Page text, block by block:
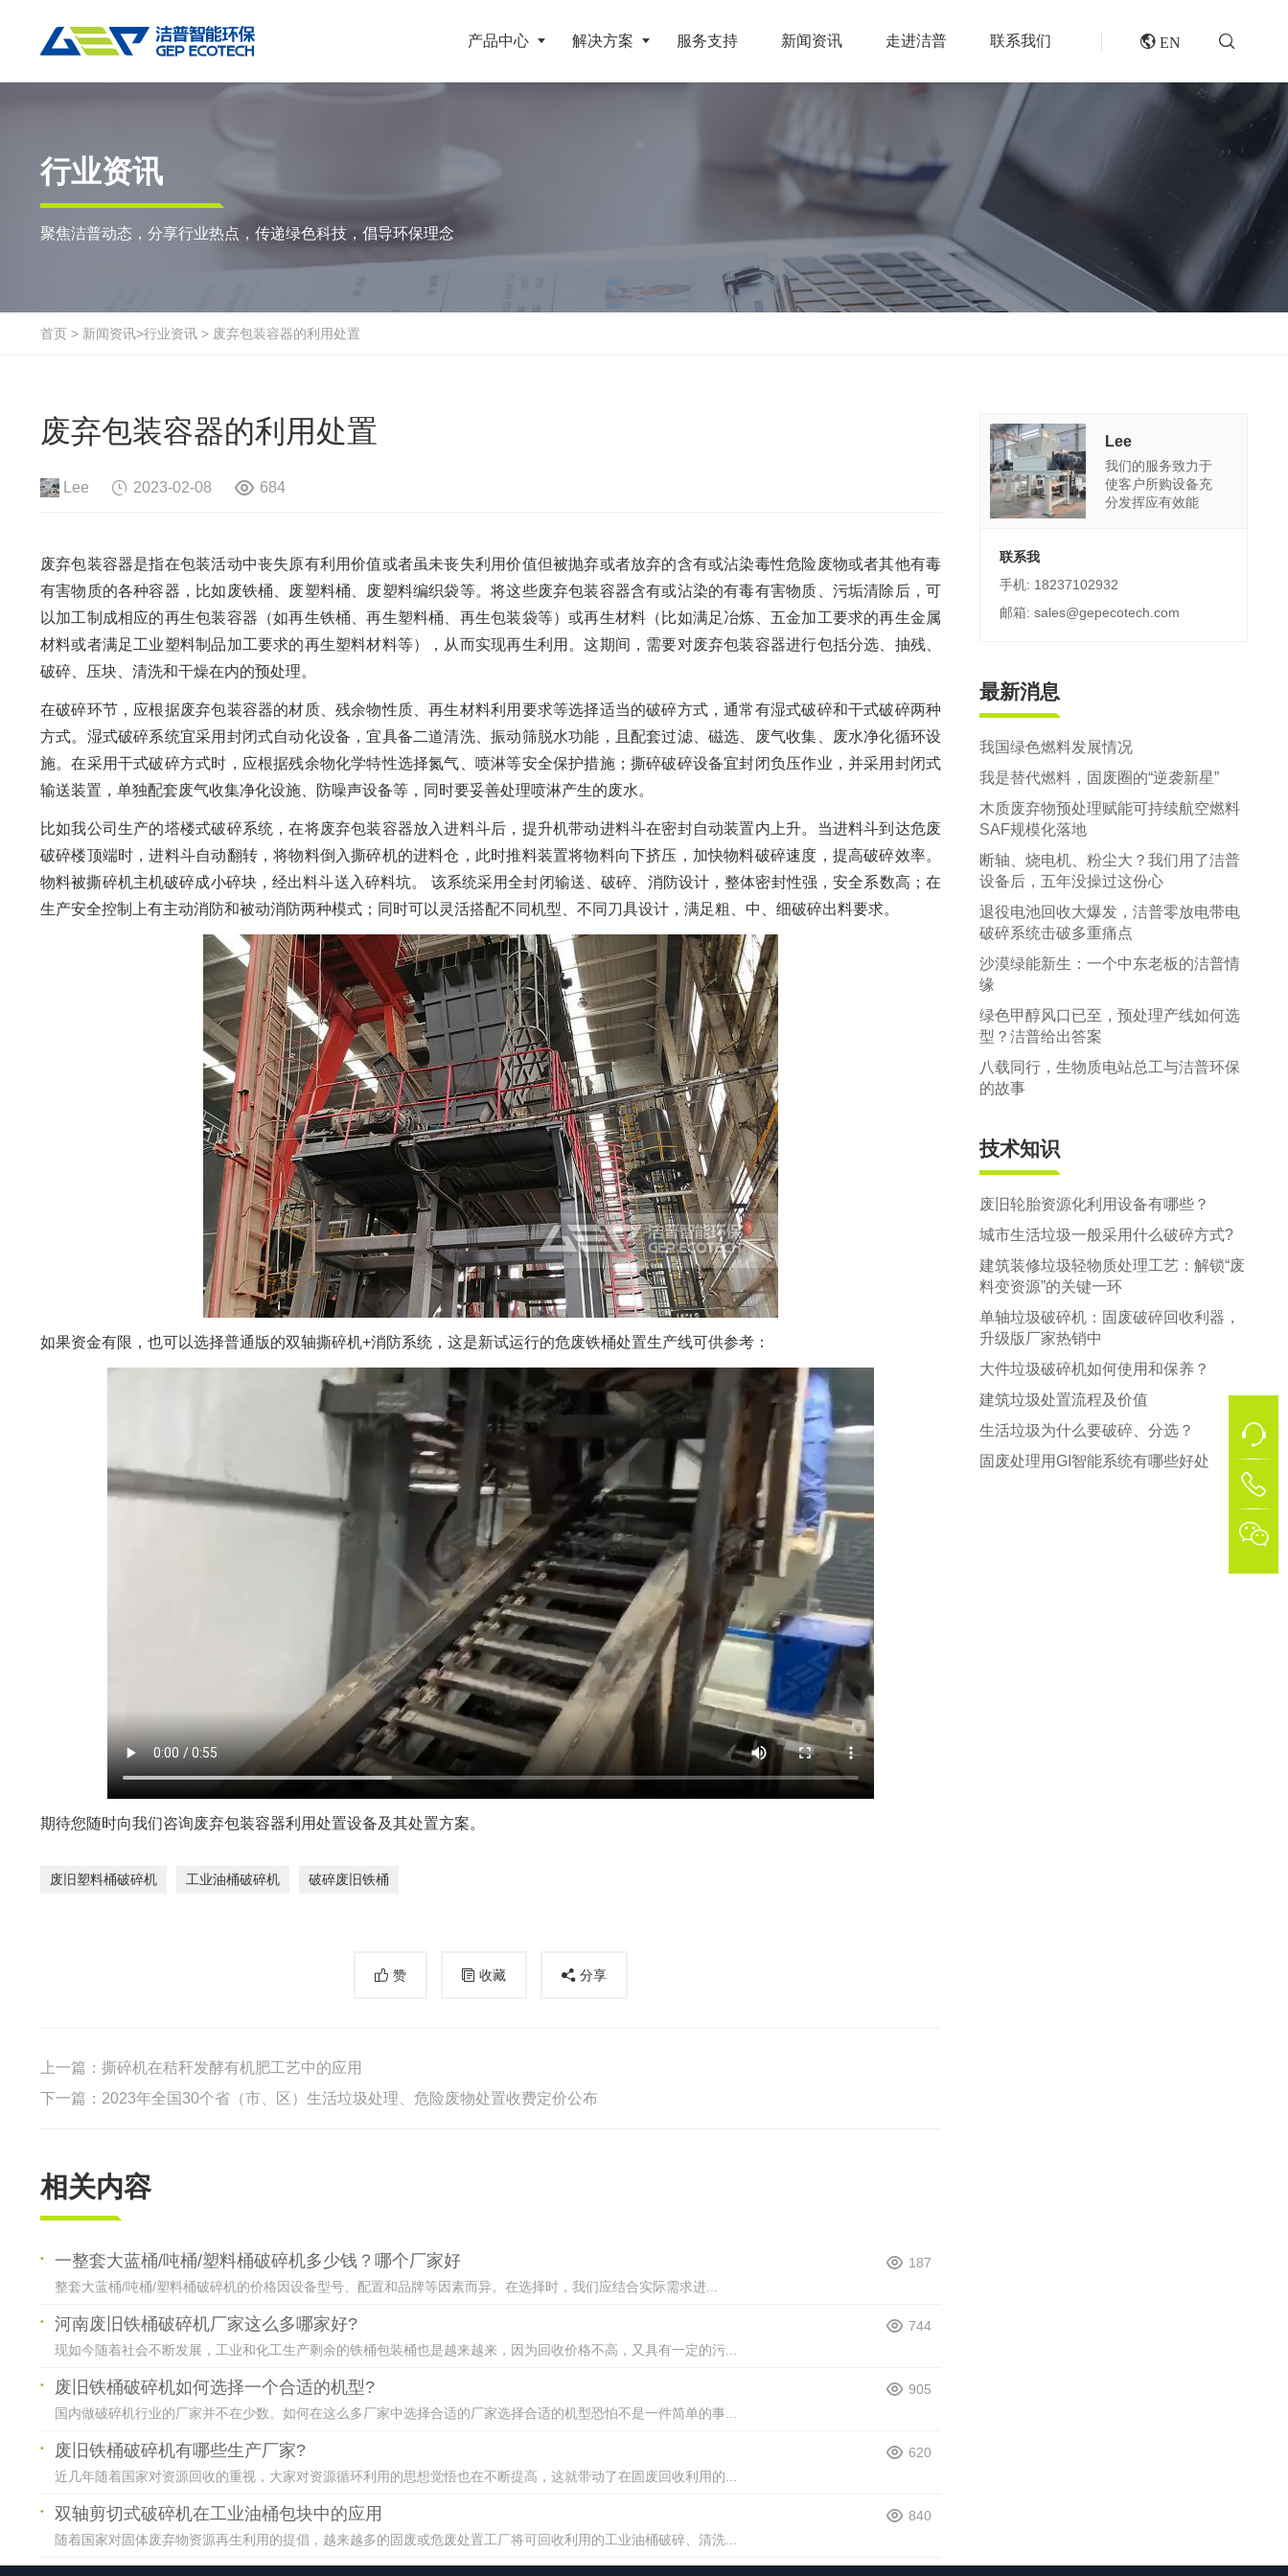
产品中心
双轴撕碎机
单轴撕碎机
液压粗碎机
环锤式粉碎机
鼓式粉碎机
通用型粉碎机
破碎设备
立轴冲击式破碎机
挤压成型设备
生物质颗粒机
液压打包机
封闭式破碎系统
废轮胎热解系统
橡胶破胶机组
分选分离设备
滚筒筛
磁选机
涡电流分选机
解决方案
RDF/SRF燃料制备系统
大件垃圾资源化系统
生物质资源化系统
危险废物资源化系统
陈腐垃圾 废电池
风电叶片 废旧电缆
废桶 硬盘
废旧电路板
江苏地区年产10万吨废纺替代燃料生产线
北京某再生资源分拣中心项目
江西大件垃圾资源化处置项目
浙江工业固废RDF燃料生产线
专题报道
风电叶片回收处理方案及核心设备
垃圾衍生燃料RDF/SRF生产线系统
再生资源绿色分拣中心的建设规划和设备选择
水泥窑协同处置固废预处理系统
郑州市中原区生活垃圾分拣中心项目
建筑,装修,大件垃圾三位一体联合处置
服务支持 新闻资讯 走进洁普 联系我们  EN
行业资讯
聚焦洁普动态，分享行业热点，传递绿色科技，倡导环保理念
首页 > 新闻资讯>行业资讯 > 废弃包装容器的利用处置
废弃包装容器的利用处置
Lee 2023-02-08 684
废弃包装容器是指在包装活动中丧失原有利用价值或者虽未丧失利用价值但被抛弃或者放弃的含有或沾染毒性危险废物或者其他有毒
有害物质的各种容器，比如废铁桶、废塑料桶、废塑料编织袋等。将这些废弃包装容器含有或沾染的有毒有害物质、污垢清除后，可
以加工制成相应的再生包装容器（如再生铁桶、再生塑料桶、再生包装袋等）或再生材料（比如满足冶炼、五金加工要求的再生金属
材料或者满足工业塑料制品加工要求的再生塑料材料等），从而实现再生利用。这期间，需要对废弃包装容器进行包括分选、抽残、
破碎、压块、清洗和干燥在内的预处理。
在破碎环节，应根据废弃包装容器的材质、残余物性质、再生材料利用要求等选择适当的破碎方式，通常有湿式破碎和干式破碎两种
方式。湿式破碎系统宜采用封闭式自动化设备，宜具备二道清洗、振动筛脱水功能，且配套过滤、磁选、废气收集、废水净化循环设
施。在采用干式破碎方式时，应根据残余物化学特性选择氮气、喷淋等安全保护措施；撕碎破碎设备宜封闭负压作业，并采用封闭式
输送装置，单独配套废气收集净化设施、防噪声设备等，同时要妥善处理喷淋产生的废水。
比如我公司生产的塔楼式破碎系统，在将废弃包装容器放入进料斗后，提升机带动进料斗在密封自动装置内上升。当进料斗到达危废
破碎楼顶端时，进料斗自动翻转，将物料倒入撕碎机的进料仓，此时推料装置将物料向下挤压，加快物料破碎速度，提高破碎效率。
物料被撕碎机主机破碎成小碎块，经出料斗送入碎料坑。 该系统采用全封闭输送、破碎、消防设计，整体密封性强，安全系数高；在
生产安全控制上有主动消防和被动消防两种模式；同时可以灵活搭配不同机型、不同刀具设计，满足粗、中、细破碎出料要求。
如果资金有限，也可以选择普通版的双轴撕碎机+消防系统，这是新试运行的危废铁桶处置生产线可供参考：
期待您随时向我们咨询废弃包装容器利用处置设备及其处置方案。
废旧塑料桶破碎机 工业油桶破碎机 破碎废旧铁桶
赞 收藏 分享
上一篇： 撕碎机在秸秆发酵有机肥工艺中的应用
下一篇： 2023年全国30个省（市、区）生活垃圾处理、危险废物处置收费定价公布
相关内容
一整套大蓝桶/吨桶/塑料桶破碎机多少钱？哪个厂家好
187
整套大蓝桶/吨桶/塑料桶破碎机的价格因设备型号、配置和品牌等因素而异。在选择时，我们应结合实际需求进...
河南废旧铁桶破碎机厂家这么多哪家好?
744
现如今随着社会不断发展，工业和化工生产剩余的铁桶包装桶也是越来越来，因为回收价格不高，又具有一定的污...
废旧铁桶破碎机如何选择一个合适的机型?
905
国内做破碎机行业的厂家并不在少数。如何在这么多厂家中选择合适的厂家选择合适的机型恐怕不是一件简单的事...
废旧铁桶破碎机有哪些生产厂家?
620
近几年随着国家对资源回收的重视，大家对资源循环利用的思想觉悟也在不断提高，这就带动了在固废回收利用的...
双轴剪切式破碎机在工业油桶包块中的应用
840
随着国家对固体废弃物资源再生利用的提倡，越来越多的固废或危废处置工厂将可回收利用的工业油桶破碎、清洗...
Lee
我们的服务致力于
使客户所购设备充
分发挥应有效能
联系我
手机: 18237102932
邮箱: sales@gepecotech.com
最新消息
我国绿色燃料发展情况
我是替代燃料，固废圈的“逆袭新星”
木质废弃物预处理赋能可持续航空燃料
SAF规模化落地
断轴、烧电机、粉尘大？我们用了洁普
设备后，五年没操过这份心
退役电池回收大爆发，洁普零放电带电
破碎系统击破多重痛点
沙漠绿能新生：一个中东老板的洁普情
缘
绿色甲醇风口已至，预处理产线如何选
型？洁普给出答案
八载同行，生物质电站总工与洁普环保
的故事
技术知识
废旧轮胎资源化利用设备有哪些？
城市生活垃圾一般采用什么破碎方式?
建筑装修垃圾轻物质处理工艺：解锁“废
料变资源”的关键一环
单轴垃圾破碎机：固废破碎回收利器，
升级版厂家热销中
大件垃圾破碎机如何使用和保养？
建筑垃圾处置流程及价值
生活垃圾为什么要破碎、分选？
固废处理用GI智能系统有哪些好处
